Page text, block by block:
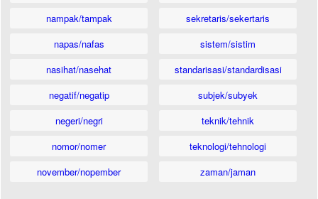
nampak/tampak
napas/nafas
nasihat/nasehat
negatif/negatip
negeri/negri
nomor/nomer
november/nopember
sekretaris/sekertaris
sistem/sistim
standarisasi/standardisasi
subjek/subyek
teknik/tehnik
teknologi/tehnologi
zaman/jaman